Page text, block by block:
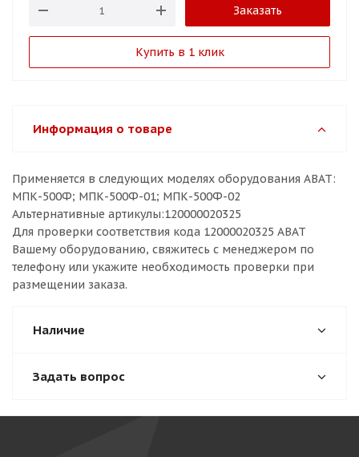
Заказать
Купить в 1 клик
Информация о товаре
Применяется в следующих моделях оборудования ABAT:
МПК-500Ф; МПК-500Ф-01; МПК-500Ф-02
Альтернативные артикулы:120000020325
Для проверки соответствия кода 12000020325 ABAT
Вашему оборудованию, свяжитесь с менеджером по
телефону или укажите необходимость проверки при
размещении заказа.
Наличие
Задать вопрос